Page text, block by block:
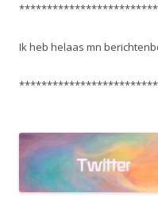
Ik heb helaas mn